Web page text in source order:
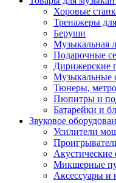
Хоровые
Тренажеры
Беруши
Музыкальная
Подарочные
Дирижерские
Музыкальные
Тюнеры,
Пюпитры и
Батарейки и
Звуковое
Усилители
Акустические
Микшерные
Аксессуары и